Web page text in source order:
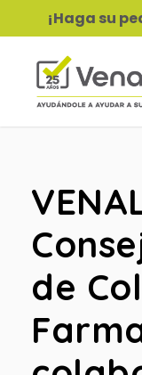
¡Haga su
de